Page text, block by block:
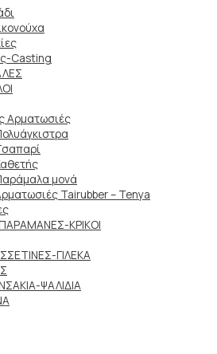
Casting
Αρματωσιές
μονά
Tairubber – Tenya
ΚΡΙΚΟΙ
ΓΙΛΕΚΑ
ΨΑΛΙΔΙΑ